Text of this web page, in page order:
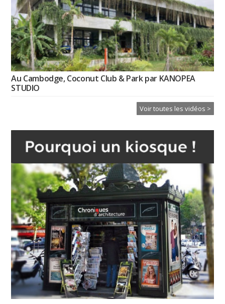
Au Cambodge, Coconut Club & Park par KANOPEA
STUDIO
Voir toutes les vidéos >